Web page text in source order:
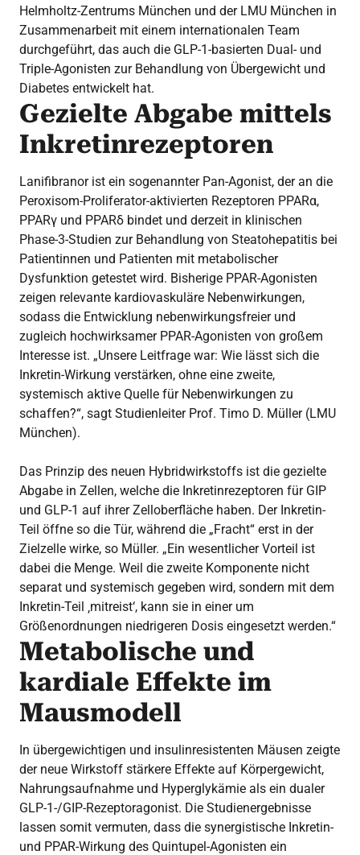
Helmholtz-Zentrums München und der LMU München in
Zusammenarbeit mit einem internationalen Team
durchgeführt, das auch die GLP-1-basierten Dual- und
Triple-Agonisten zur Behandlung von Übergewicht und
Diabetes entwickelt hat.
Gezielte Abgabe mittels
Inkretinrezeptoren
Lanifibranor ist ein sogenannter Pan-Agonist, der an die
Peroxisom-Proliferator-aktivierten Rezeptoren PPARα,
PPARγ und PPARδ bindet und derzeit in klinischen
Phase-3-Studien zur Behandlung von Steatohepatitis bei
Patientinnen und Patienten mit metabolischer
Dysfunktion getestet wird. Bisherige PPAR-Agonisten
zeigen relevante kardiovaskuläre Nebenwirkungen,
sodass die Entwicklung nebenwirkungsfreier und
zugleich hochwirksamer PPAR-Agonisten von großem
Interesse ist. „Unsere Leitfrage war: Wie lässt sich die
Inkretin-Wirkung verstärken, ohne eine zweite,
systemisch aktive Quelle für Nebenwirkungen zu
schaffen?“, sagt Studienleiter Prof. Timo D. Müller (LMU
München).
Das Prinzip des neuen Hybridwirkstoffs ist die gezielte
Abgabe in Zellen, welche die Inkretinrezeptoren für GIP
und GLP-1 auf ihrer Zelloberfläche haben. Der Inkretin-
Teil öffne so die Tür, während die „Fracht“ erst in der
Zielzelle wirke, so Müller. „Ein wesentlicher Vorteil ist
dabei die Menge. Weil die zweite Komponente nicht
separat und systemisch gegeben wird, sondern mit dem
Inkretin-Teil ‚mitreist‘, kann sie in einer um
Größenordnungen niedrigeren Dosis eingesetzt werden.“
Metabolische und
kardiale Effekte im
Mausmodell
In übergewichtigen und insulinresistenten Mäusen zeigte
der neue Wirkstoff stärkere Effekte auf Körpergewicht,
Nahrungsaufnahme und Hyperglykämie als ein dualer
GLP-1-/GIP-Rezeptoragonist. Die Studienergebnisse
lassen somit vermuten, dass die synergistische Inkretin-
und PPAR-Wirkung des Quintupel-Agonisten ein